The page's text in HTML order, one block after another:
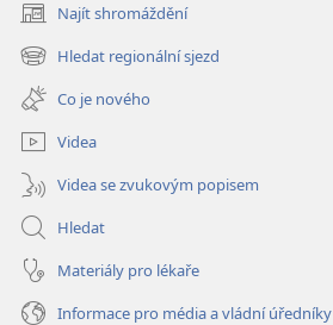
Najít shromáždění
(otevřeno
nové
okno)
Hledat regionální sjezd
(otevřeno
nové
okno)
Co je nového
Videa
Videa se zvukovým popisem
Hledat
Materiály pro lékaře
Informace pro média a vládní úředníky